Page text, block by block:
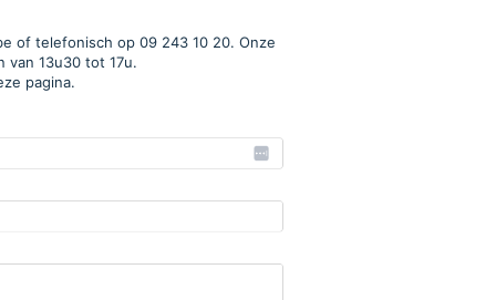
of telefonisch op 09 243 10 20. Onze
van 13u30 tot 17u.
pagina.